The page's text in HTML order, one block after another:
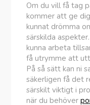
Om du vill få tag
kommer att ge
kunnat drömma
särskilda
kunna arbeta
få utrymme att
På så sätt kan ni
säkerligen få det
särskilt viktigt i
när du behöver